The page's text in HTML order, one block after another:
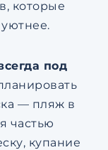
которые
под
— пляж в
частью
купание